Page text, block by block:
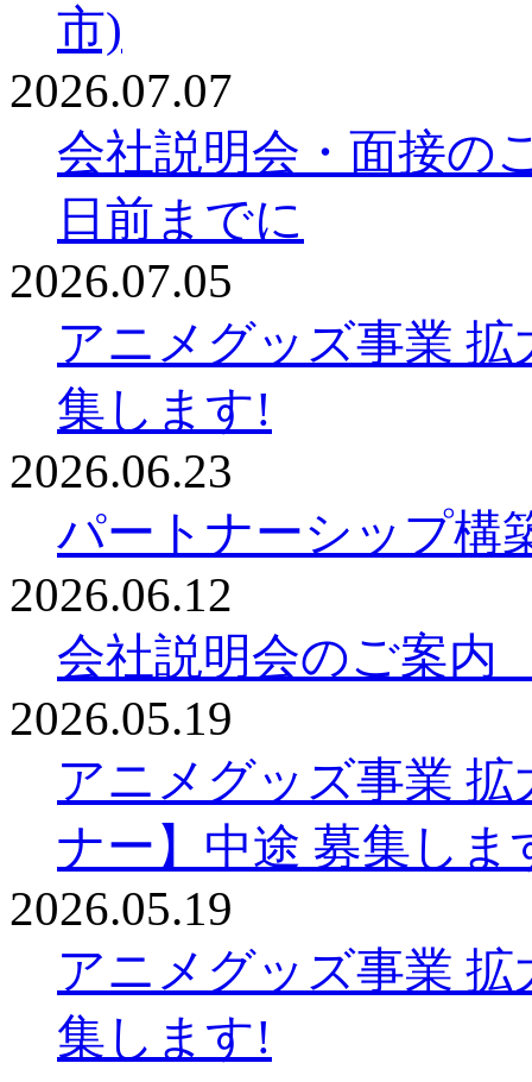
市)
2026.07.07
会社説明会・面接
日前までに
2026.07.05
アニメグッズ事業
集します!
2026.06.23
パートナーシップ構
2026.06.12
会社説明会のご案
2026.05.19
アニメグッズ事業
ナー】中途 募集しま
2026.05.19
アニメグッズ事業
集します!